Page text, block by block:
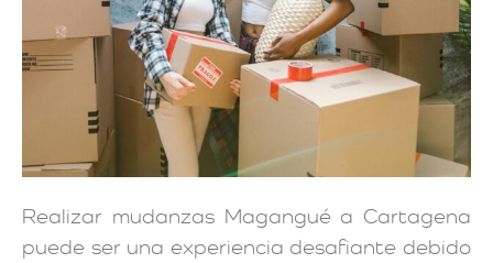
Realizar mudanzas Magangué a Cartagena
puede ser una experiencia desafiante debido